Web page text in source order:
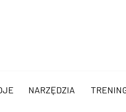
NARZĘDZIA